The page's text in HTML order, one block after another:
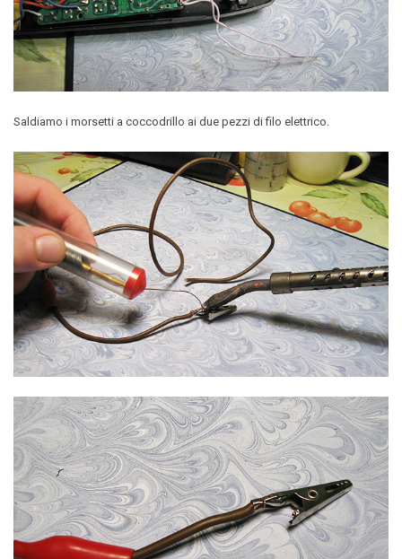
Saldiamo i morsetti a coccodrillo ai due pezzi di filo elettrico.